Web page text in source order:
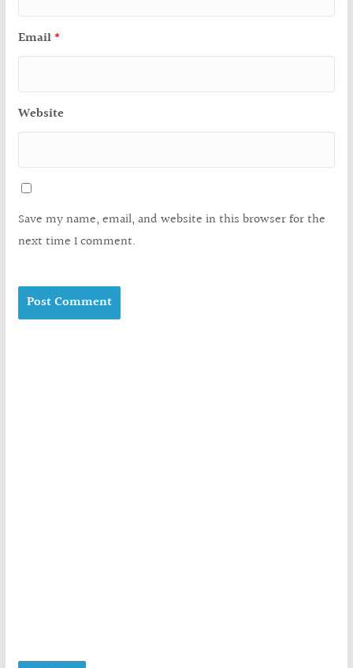
Email *
Website
Save my name, email, and website in this browser for the
next time I comment.